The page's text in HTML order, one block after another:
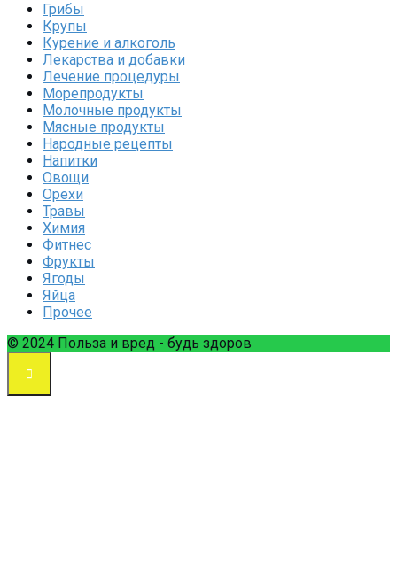
Грибы
Крупы
Курение и алкоголь
Лекарства и добавки
Лечение процедуры
Морепродукты
Молочные продукты
Мясные продукты
Народные рецепты
Напитки
Овощи
Орехи
Травы
Химия
Фитнес
Фрукты
Ягоды
Яйца
Прочее
© 2024 Польза и вред - будь здоров